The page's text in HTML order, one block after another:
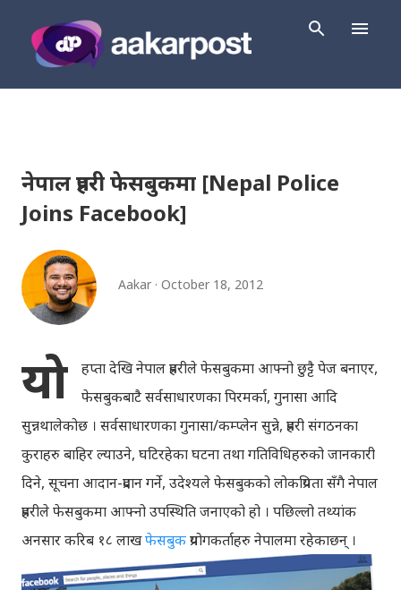
नेपाल प्रहरी फेसबुकमा [Nepal Police
Joins Facebook]
Aakar October 18, 2012
यो
हप्ता देखि नेपाल प्रहरीले फेसबुकमा आफ्नो छुट्टै पेज बनाएर,
फेसबुकबाटै सर्वसाधारणका पिरमर्का, गुनासा आदि
सुन्नथालेकोछ । सर्वसाधारणका गुनासा/कम्प्लेन सुन्ने, प्रहरी संगठनका
कुराहरु बाहिर ल्याउने, घटिरहेका घटना तथा गतिविधिहरुको जानकारी
दिने, सूचना आदान-प्रदान गर्ने, उदेश्यले फेसबुकको लोकप्रियता सँगै नेपाल
प्रहरीले फेसबुकमा आफ्नो उपस्थिति जनाएको हो । पछिल्लो तथ्यांक
अनसार करिब १८ लाखफेसबुकप्रयोगकर्ताहरु नेपालमा रहेकाछन् ।